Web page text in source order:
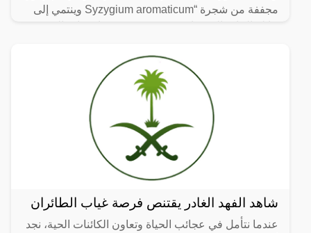
مجففة من شجرة “Syzygium aromaticum وينتمي إلى
شاهد الفهد الغادر يقتنص فرصة غياب الطائران
عندما نتأمل في عجائب الحياة وتعاون الكائنات الحية، نجد